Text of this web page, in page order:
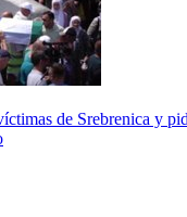
de Srebrenica y